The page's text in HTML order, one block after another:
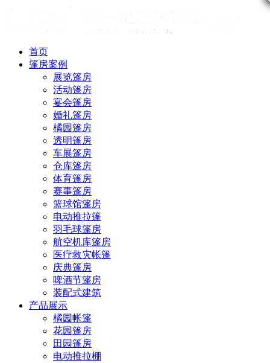
首页
篷房案例
展览篷房
活动篷房
宴会篷房
婚礼篷房
橘园篷房
透明篷房
车展篷房
仓库篷房
体育篷房
赛事篷房
篮球馆篷房
电动推拉篷
羽毛球篷房
航空机库篷房
医疗救灾帐篷
庆典篷房
啤酒节篷房
装配式建筑
产品展示
橘园帐篷
花园篷房
田园篷房
电动推拉棚